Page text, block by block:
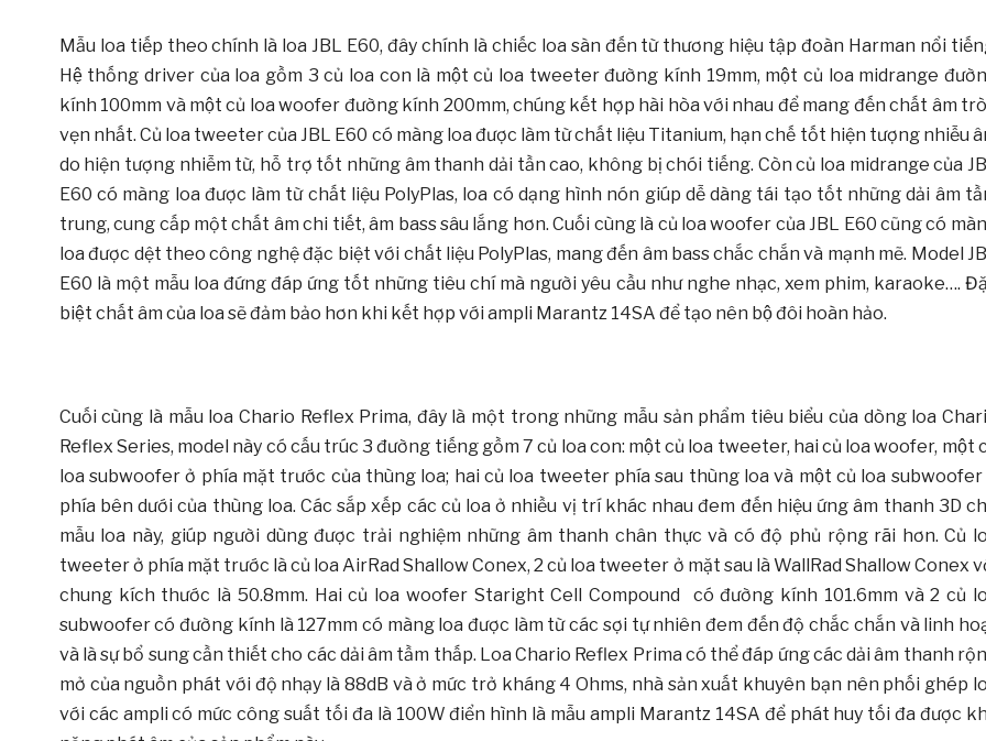
Mẫu loa tiếp theo chính là loa JBL E60, đây chính là chiếc loa sàn đến từ thương hiệu tập đoàn Harman nổi
Hệ thống driver của loa gồm 3 củ loa con là một củ loa tweeter đường kính 19mm, một củ loa midrange
kính 100mm và một củ loa woofer đường kính 200mm, chúng kết hợp hài hòa với nhau để mang đến chất âm
vẹn nhất. Củ loa tweeter của JBL E60 có màng loa được làm từ chất liệu Titanium, hạn chế tốt hiện tượng nhiễu
do hiện tượng nhiễm từ, hỗ trợ tốt những âm thanh dải tần cao, không bị chói tiếng. Còn củ loa midrange của
E60 có màng loa được làm từ chất liệu PolyPlas, loa có dạng hình nón giúp dễ dàng tái tạo tốt những dải âm
trung, cung cấp một chất âm chi tiết, âm bass sâu lắng hơn. Cuối cùng là củ loa woofer của JBL E60 cũng có
loa được dệt theo công nghệ đặc biệt với chất liệu PolyPlas, mang đến âm bass chắc chắn và mạnh mẽ. Model
E60 là một mẫu loa đứng đáp ứng tốt những tiêu chí mà người yêu cầu như nghe nhạc, xem phim, karaoke….
biệt chất âm của loa sẽ đảm bảo hơn khi kết hợp với ampli Marantz 14SA để tạo nên bộ đôi hoàn hảo.
Cuối cùng là mẫu loa Chario Reflex Prima, đây là một trong những mẫu sản phẩm tiêu biểu của dòng loa
Reflex Series, model này có cấu trúc 3 đường tiếng gồm 7 củ loa con: một củ loa tweeter, hai củ loa woofer, một
loa subwoofer ở phía mặt trước của thùng loa; hai củ loa tweeter phía sau thùng loa và một củ loa subwoofer
phía bên dưới của thùng loa. Các sắp xếp các củ loa ở nhiều vị trí khác nhau đem đến hiệu ứng âm thanh 3D
mẫu loa này, giúp người dùng được trải nghiệm những âm thanh chân thực và có độ phủ rộng rãi hơn. Củ
tweeter ở phía mặt trước là củ loa AirRad Shallow Conex, 2 củ loa tweeter ở mặt sau là WallRad Shallow Conex
chung kích thước là 50.8mm. Hai củ loa woofer Staright Cell Compound có đường kính 101.6mm và 2 củ
subwoofer có đường kính là 127mm có màng loa được làm từ các sợi tự nhiên đem đến độ chắc chắn và linh
và là sự bổ sung cần thiết cho các dải âm tầm thấp. Loa Chario Reflex Prima có thể đáp ứng các dải âm thanh
mở của nguồn phát với độ nhạy là 88dB và ở mức trở kháng 4 Ohms, nhà sản xuất khuyên bạn nên phối ghép
với các ampli có mức công suất tối đa là 100W điển hình là mẫu ampli Marantz 14SA để phát huy tối đa được